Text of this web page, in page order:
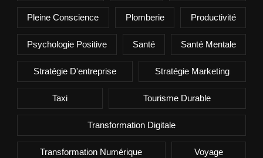
Pleine Conscience Plomberie Productivité
Psychologie Positive Santé Santé Mentale
Stratégie D'entreprise Stratégie Marketing
Taxi Tourisme Durable
Transformation Digitale
Transformation Numérique Voyage